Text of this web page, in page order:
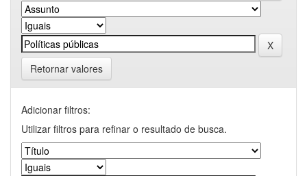
Retornar valores
Adicionar filtros:
Utilizar filtros para refinar o resultado de busca.